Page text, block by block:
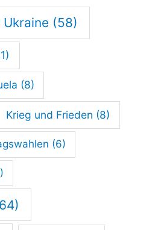
(58)
(8)
Krieg und Frieden (8)
(6)